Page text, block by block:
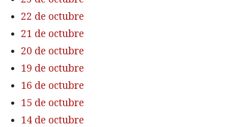
22 de octubre
21 de octubre
20 de octubre
19 de octubre
16 de octubre
15 de octubre
14 de octubre